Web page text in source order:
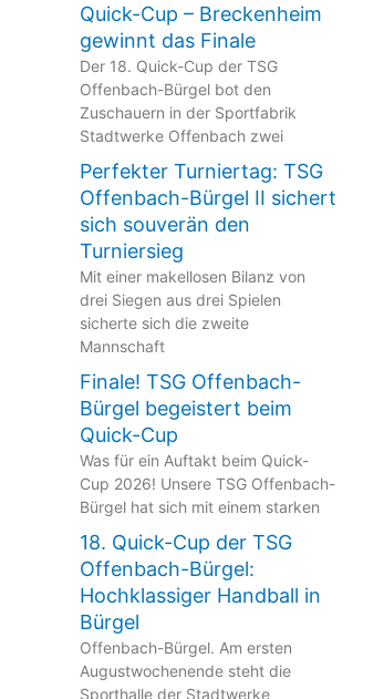
Quick-Cup – Breckenheim
gewinnt das Finale
Der 18. Quick-Cup der TSG
Offenbach-Bürgel bot den
Zuschauern in der Sportfabrik
Stadtwerke Offenbach zwei
Perfekter Turniertag: TSG
Offenbach-Bürgel II sichert
sich souverän den
Turniersieg
Mit einer makellosen Bilanz von
drei Siegen aus drei Spielen
sicherte sich die zweite
Mannschaft
Finale! TSG Offenbach-
Bürgel begeistert beim
Quick-Cup
Was für ein Auftakt beim Quick-
Cup 2026! Unsere TSG Offenbach-
Bürgel hat sich mit einem starken
18. Quick-Cup der TSG
Offenbach-Bürgel:
Hochklassiger Handball in
Bürgel
Offenbach-Bürgel. Am ersten
Augustwochenende steht die
Sporthalle der Stadtwerke